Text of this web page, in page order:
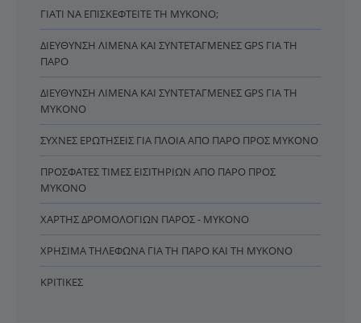
ΓΙΑΤΊ ΝΑ ΕΠΙΣΚΕΦΤΕΊΤΕ ΤΗ ΜΎΚΟΝΟ;
ΔΙΕΎΘΥΝΣΗ ΛΙΜΈΝΑ ΚΑΙ ΣΥΝΤΕΤΑΓΜΈΝΕΣ GPS ΓΙΑ ΤΗ
ΠΆΡΟ
ΔΙΕΎΘΥΝΣΗ ΛΙΜΈΝΑ ΚΑΙ ΣΥΝΤΕΤΑΓΜΈΝΕΣ GPS ΓΙΑ ΤΗ
ΜΎΚΟΝΟ
ΣΥΧΝΈΣ ΕΡΩΤΉΣΕΙΣ ΓΙΑ ΠΛΟΊΑ ΑΠΌ ΠΆΡΟ ΠΡΟΣ ΜΎΚΟΝΟ
ΠΡΌΣΦΑΤΕΣ ΤΙΜΈΣ ΕΙΣΙΤΗΡΊΩΝ ΑΠΌ ΠΆΡΟ ΠΡΟΣ
ΜΎΚΟΝΟ
ΧΆΡΤΗΣ ΔΡΟΜΟΛΟΓΊΩΝ ΠΆΡΟΣ - ΜΎΚΟΝΟ
ΧΡΉΣΙΜΑ ΤΗΛΈΦΩΝΑ ΓΙΑ ΤΗ ΠΆΡΟ ΚΑΙ ΤΗ ΜΎΚΟΝΟ
ΚΡΙΤΙΚΈΣ